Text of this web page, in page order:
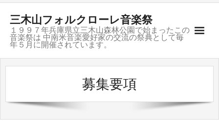
三木山フォルクローレ音楽祭
１９９７年兵庫県立三木山森林公園で始まったこの
音楽祭は 中南米音楽愛好家の交流の祭典として毎
年５月に開催されています。
ご挨拶
募集要項
募集要項